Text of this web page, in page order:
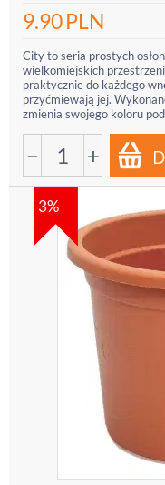
9.90PLN
City to seria prostych
wielkomiejskich
praktycznie do każdego
przyćmiewają jej.
zmienia swojego koloru
− +
3%